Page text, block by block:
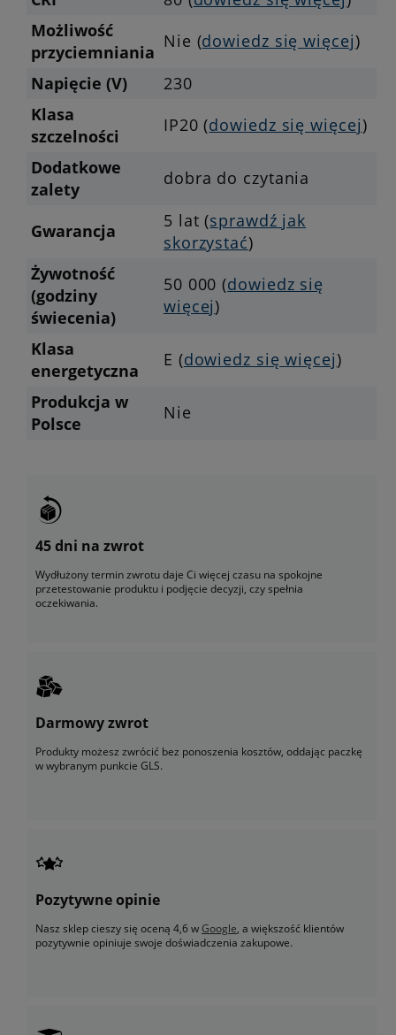
Możliwość
przyciemniania
Nie (dowiedz się więcej)
Napięcie (V)
230
Klasa
szczelności
IP20 (dowiedz się więcej)
Dodatkowe
zalety
dobra do czytania
Gwarancja 5 lat (sprawdź jak
skorzystać)
Żywotność
(godziny
świecenia)
50 000 (dowiedz się
więcej)
Klasa
energetyczna
E (dowiedz się więcej)
Produkcja w
Polsce
Nie
45 dni na zwrot
Wydłużony termin zwrotu daje Ci więcej czasu na spokojne
przetestowanie produktu i podjęcie decyzji, czy spełnia
oczekiwania.
Darmowy zwrot
Produkty możesz zwrócić bez ponoszenia kosztów, oddając paczkę
w wybranym punkcie GLS.
Pozytywne opinie
Nasz sklep cieszy się oceną 4,6 wGoogle, a większość klientów
pozytywnie opiniuje swoje doświadczenia zakupowe.